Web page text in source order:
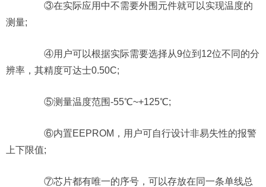
③在实际应用中不需要外围元件就可以实现温度的
测量;
④用户可以根据实际需要选择从9位到12位不同的分
辨率，其精度可达士0.50C;
⑤测量温度范围-55℃~+125℃;
⑥内置EEPROM，用户可自行设计非易失性的报警
上下限值;
⑦芯片都有唯一的序号，可以存放在同一条单线总